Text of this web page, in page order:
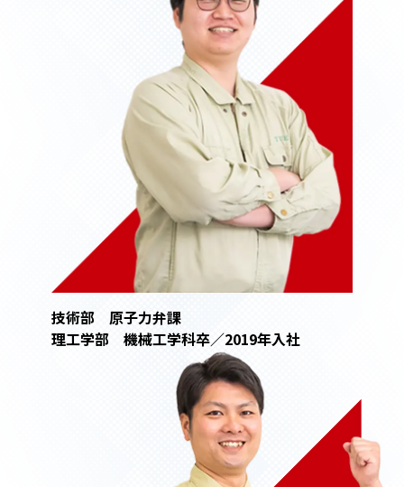
技術部 原子力弁課
理工学部 機械工学科卒／2019年入社